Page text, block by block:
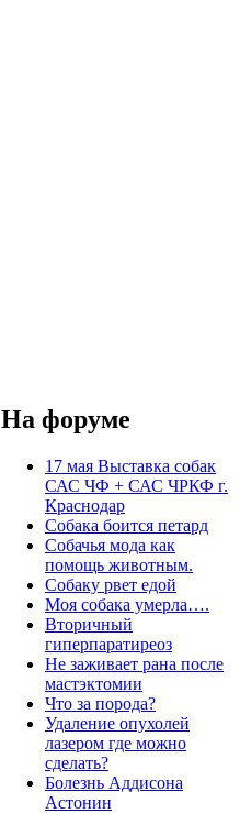
На форуме
17 мая Выставка собак
САС ЧФ + САС ЧРКФ г.
Краснодар
Собака боится петард
Собачья мода как
помощь животным.
Собаку рвет едой
Моя собака умерла….
Вторичный
гиперпаратиреоз
Не заживает рана после
мастэктомии
Что за порода?
Удаление опухолей
лазером где можно
сделать?
Болезнь Аддисона
Астонин